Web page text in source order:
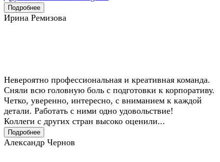
Подробнее
Ирина Ремизова
Невероятно профессиональная и креативная команда.
Сняли всю головную боль с подготовки к корпоративу.
Четко, уверенно, интересно, с вниманием к каждой
детали. Работать с ними одно удовольствие!
Коллеги с других стран высоко оценили...
Подробнее
Александр Чернов